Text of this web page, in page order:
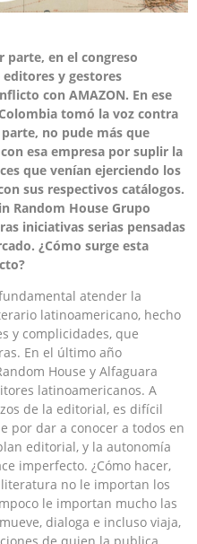
parte, en el congreso
editores y gestores
con AMAZON. En ese
tomó la voz contra
no pude más que
esa empresa por suplir la
que venían ejerciendo los
sus respectivos catálogos.
Random House Grupo
iniciativas serias pensadas
¿Cómo surge esta
atender la
latinoamericano, hecho
y complicidades, que
En el último año
House y Alfaguara
latinoamericanos. A
de la editorial, es difícil
por dar a conocer a todos en
editorial, y la autonomía
imperfecto. ¿Cómo hacer,
no le importan los
le importan mucho las
dialoga e incluso viaja,